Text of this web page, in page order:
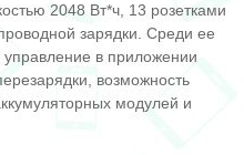
2048 Вт*ч, 13 розетками
зарядки. Среди ее
в приложении
возможность
модулей и